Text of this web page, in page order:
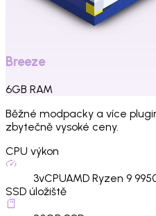
Breeze
6GB RAM
Běžné modpacky a více
zbytečně vysoké ceny.
CPU výkon
3vCPUAMD Ryzen 9
SSD úložiště